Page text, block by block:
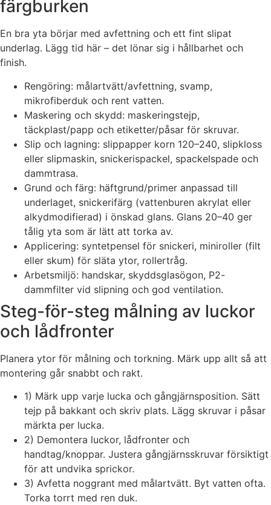
färgburken
En bra yta börjar med avfettning och ett fint slipat
underlag. Lägg tid här – det lönar sig i hållbarhet och
finish.
Rengöring: målartvätt/avfettning, svamp,
mikrofiberduk och rent vatten.
Maskering och skydd: maskeringstejp,
täckplast/papp och etiketter/påsar för skruvar.
Slip och lagning: slippapper korn 120–240, slipkloss
eller slipmaskin, snickerispackel, spackelspade och
dammtrasa.
Grund och färg: häftgrund/primer anpassad till
underlaget, snickerifärg (vattenburen akrylat eller
alkydmodifierad) i önskad glans. Glans 20–40 ger
tålig yta som är lätt att torka av.
Applicering: syntetpensel för snickeri, miniroller (filt
eller skum) för släta ytor, rollertråg.
Arbetsmiljö: handskar, skyddsglasögon, P2-
dammfilter vid slipning och god ventilation.
Steg-för-steg målning av luckor
och lådfronter
Planera ytor för målning och torkning. Märk upp allt så att
montering går snabbt och rakt.
1) Märk upp varje lucka och gångjärnsposition. Sätt
tejp på bakkant och skriv plats. Lägg skruvar i påsar
märkta per lucka.
2) Demontera luckor, lådfronter och
handtag/knoppar. Justera gångjärnsskruvar försiktigt
för att undvika sprickor.
3) Avfetta noggrant med målartvätt. Byt vatten ofta.
Torka torrt med ren duk.